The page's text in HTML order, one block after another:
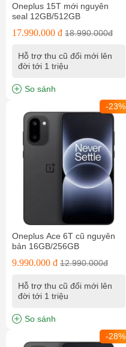
Oneplus 15T mới nguyên
seal 12GB/512GB
17.990.000 đ 18.990.000đ
Hỗ trợ thu cũ đổi mới lên
đời tới 1 triệu
So sánh
-23%
Oneplus Ace 6T cũ nguyên
bản 16GB/256GB
9.990.000 đ 12.990.000đ
Hỗ trợ thu cũ đổi mới lên
đời tới 1 triệu
So sánh
-28%